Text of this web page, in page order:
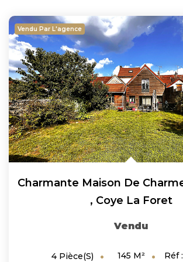
Vendu Par L'agence
, Coye La Foret
Vendu
4 Pièce(s) 145 M² Réf :